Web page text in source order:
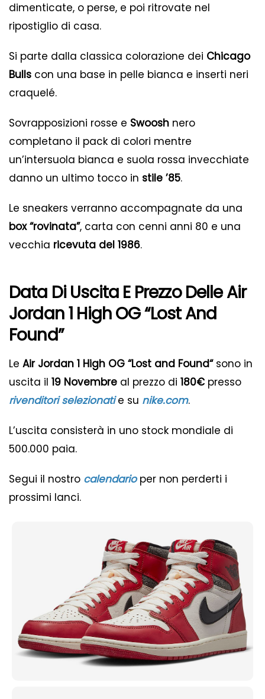
dimenticate, o perse, e poi ritrovate nel
ripostiglio di casa.
Si parte dalla classica colorazione dei Chicago
Bulls con una base in pelle bianca e inserti neri
craquelé.
Sovrapposizioni rosse e Swoosh nero
completano il pack di colori mentre
un’intersuola bianca e suola rossa invecchiate
danno un ultimo tocco in stile ’85.
Le sneakers verranno accompagnate da una
box “rovinata”, carta con cenni anni 80 e una
vecchia ricevuta del 1986.
Data Di Uscita E Prezzo Delle Air
Jordan 1 High OG “Lost And
Found”
Le Air Jordan 1 High OG “Lost and Found“sono in
uscita il 19 Novembre al prezzo di 180€presso
rivenditori selezionatie su nike.com.
L’uscita consisterà in uno stock mondiale di
500.000 paia.
Segui il nostro calendarioper non perderti i
prossimi lanci.